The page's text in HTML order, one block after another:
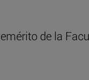
de la